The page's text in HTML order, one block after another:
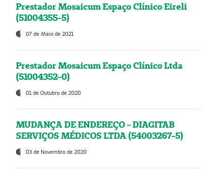
Prestador Mosaicum Espaço Clínico Eireli
(51004355-5)
07 de Maio de 2021
Prestador Mosaicum Espaço Clínico Ltda
(51004352-0)
01 de Outubro de 2020
MUDANÇA DE ENDEREÇO - DIAGITAB
SERVIÇOS MÉDICOS LTDA (54003267-5)
03 de Novembro de 2020